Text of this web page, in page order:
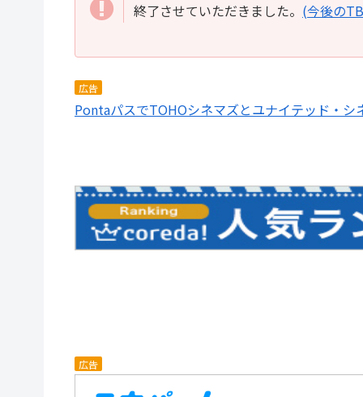
終了させていただきました。 (今後の
広告
PontaパスでTOHOシネマズとユナイテッド・シ
広告